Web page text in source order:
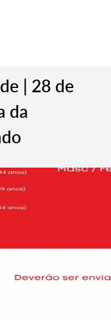
| 28 de
da